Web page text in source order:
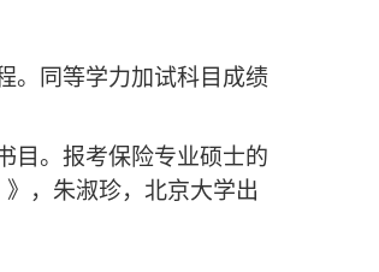
。同等学力加试科目成绩
目。 报考保险专业硕士的
》，朱淑珍，北京大学出